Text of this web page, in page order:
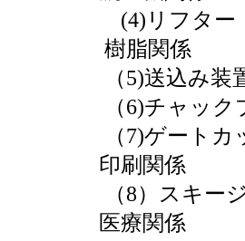
(4)リフター
樹脂関係
（5)送込み装
（6)チャックプ
（7)ゲートカッ
印刷関係
（8）スキージ
医療関係